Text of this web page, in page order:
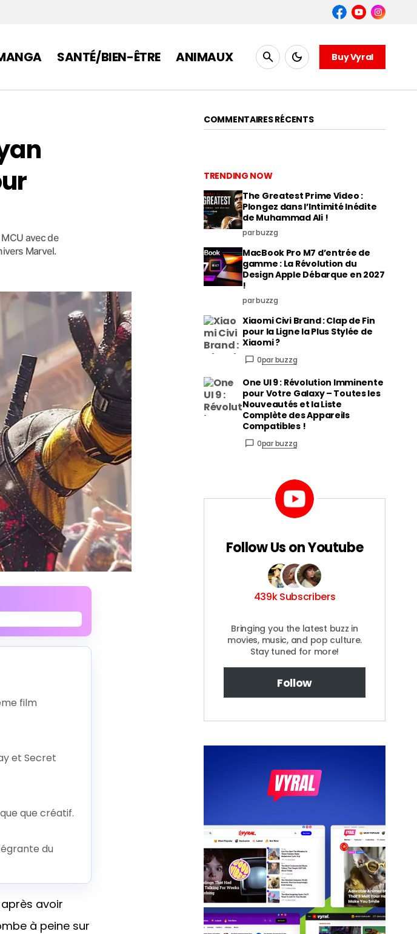
SANTÉ/BIEN-ÊTRE ANIMAUX Buy Vyral
avec de
Marvel.
film
et Secret
que créatif.
du
avoir
à peine sur
COMMENTAIRES RÉCENTS
TRENDING NOW
The Greatest Prime Video :
Plongez dans l’Intimité Inédite
de Muhammad Ali !
par buzzg
MacBook Pro M7 d’entrée de
gamme : La Révolution du
Design Apple Débarque en 2027
!
par buzzg
Xiaomi Civi Brand : Clap de Fin
pour la Ligne la Plus Stylée de
Xiaomi ?
0par buzzg
One UI 9 : Révolution Imminente
pour Votre Galaxy – Toutes les
Nouveautés et la Liste
Complète des Appareils
Compatibles !
0par buzzg
Follow Us on Youtube
439k Subscribers
Bringing you the latest buzz in
movies, music, and pop culture.
Stay tuned for more!
Follow